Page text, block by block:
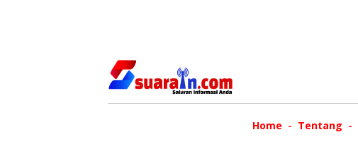
Home Tentang